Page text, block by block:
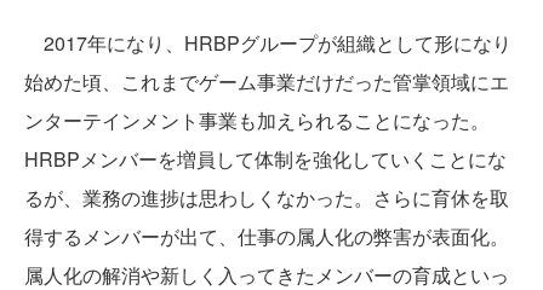
2017年になり、HRBPグループが組織として形になり
始めた頃、これまでゲーム事業だけだった管掌領域にエ
ンターテインメント事業も加えられることになった。
HRBPメンバーを増員して体制を強化していくことにな
るが、業務の進捗は思わしくなかった。さらに育休を取
得するメンバーが出て、仕事の属人化の弊害が表面化。
属人化の解消や新しく入ってきたメンバーの育成といっ